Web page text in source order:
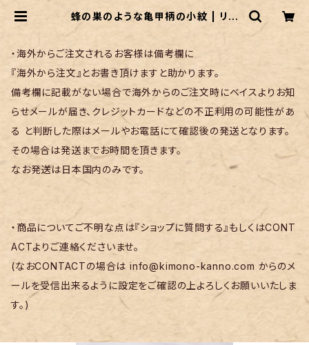
蜂の巣のような亀甲柄の小紋 | リサ
・海外からご注文されるお客様は備考欄に
『海外から注文』とお書き頂けますと助かります。
備考欄に記載がない場合で海外からのご注文時にベイスよりお知
らせメールが届き、クレジットカードなどの不正利用の可能性があ
る と判断した際はメールやお電話にて確認後の発送となります。
その場合は発送までお時間を頂きます。
なお発送は日本国内のみです。
・商品についてご不明な点は『ショップに質問する』もしくはCONT
ACTよりご連絡くださいませ。
(なおCONTACTの場合はinfo@kimono-kanno.com からのメ
ールを受信出来るように設定をご確認の上よろしくお願いいたしま
す。)